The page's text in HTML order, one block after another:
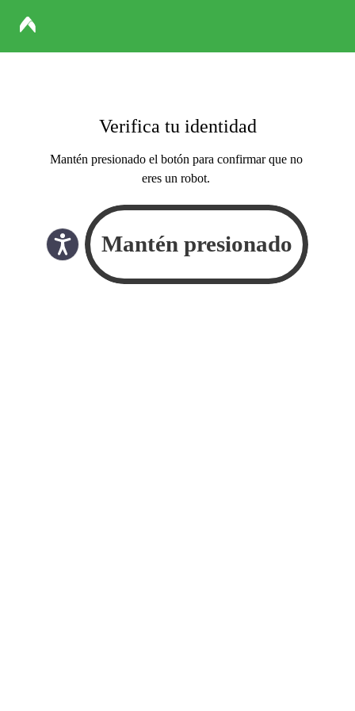
Verifica tu identidad
Mantén presionado el botón para confirmar que no
eres un robot.